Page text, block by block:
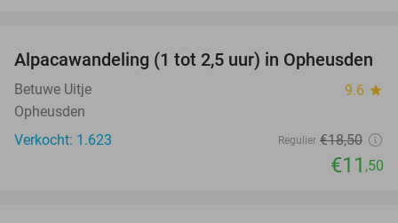
38%
Alpacawandeling (1 tot 2,5 uur) in Opheusden
Betuwe Uitje 9.6 star
Opheusden
Verkocht: 1.623
Regulier €18,50
€11 ,50